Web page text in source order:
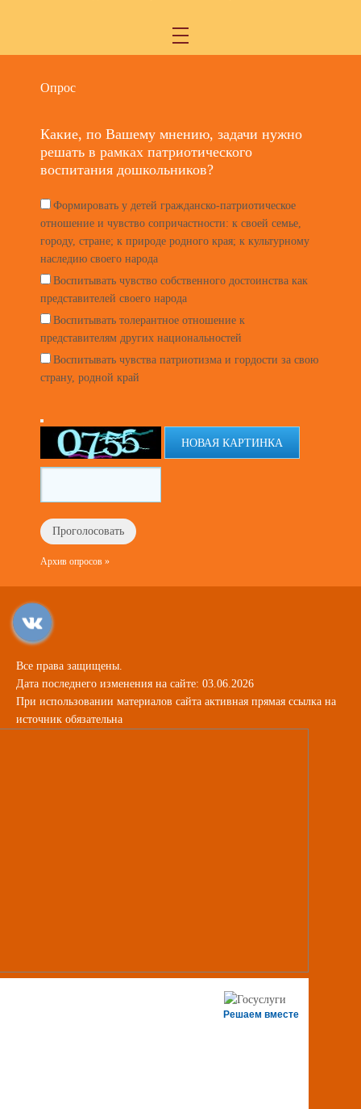
Опрос
Какие, по Вашему мнению, задачи нужно
решать в рамках патриотического
воспитания дошкольников?
Формировать у детей гражданско-патриотическое
отношение и чувство сопричастности: к своей семье,
городу, стране; к природе родного края; к культурному
наследию своего народа
Воспитывать чувство собственного достоинства как
представителей своего народа
Воспитывать толерантное отношение к
представителям других национальностей
Воспитывать чувства патриотизма и гордости за свою
страну, родной край
НОВАЯ КАРТИНКА
Архив опросов »
Все права защищены.
Дата последнего изменения на сайте: 03.06.2026
При использовании материалов сайта активная прямая ссылка на
источник обязательна
Решаем вместе